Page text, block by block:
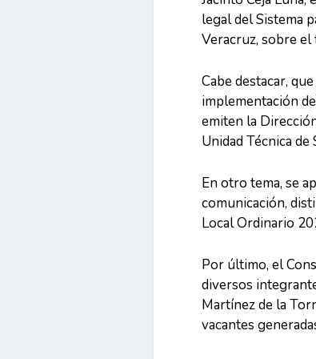
legal del Sistema
Veracruz, sobre el
Cabe destacar,
implementación
emiten la
Unidad Técnica
En otro tema, se
comunicación,
Local Ordinario
Por último, el
diversos
Martínez de la
vacantes